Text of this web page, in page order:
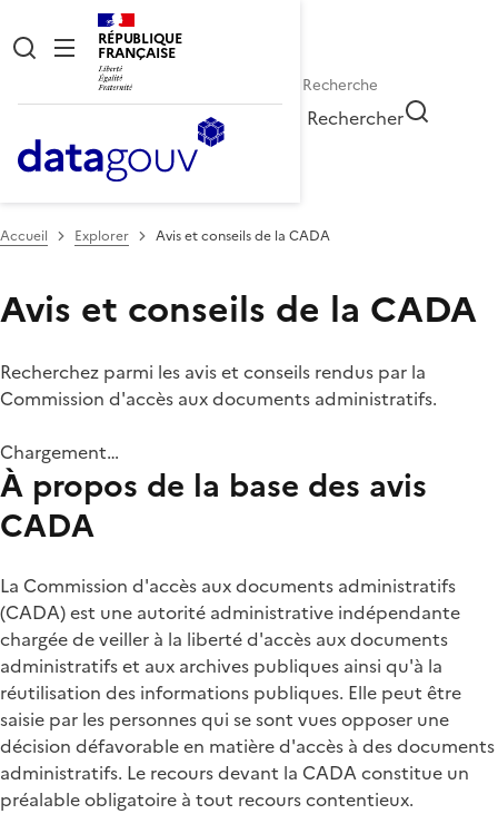
RÉPUBLIQUE
FRANÇAISE
Rechercher
Accueil Explorer Avis et conseils de la CADA
Avis et conseils de la CADA
Recherchez parmi les avis et conseils rendus par la
Commission d'accès aux documents administratifs.
Chargement…
À propos de la base des avis
CADA
La Commission d'accès aux documents administratifs
(CADA) est une autorité administrative indépendante
chargée de veiller à la liberté d'accès aux documents
administratifs et aux archives publiques ainsi qu'à la
réutilisation des informations publiques. Elle peut être
saisie par les personnes qui se sont vues opposer une
décision défavorable en matière d'accès à des documents
administratifs. Le recours devant la CADA constitue un
préalable obligatoire à tout recours contentieux.